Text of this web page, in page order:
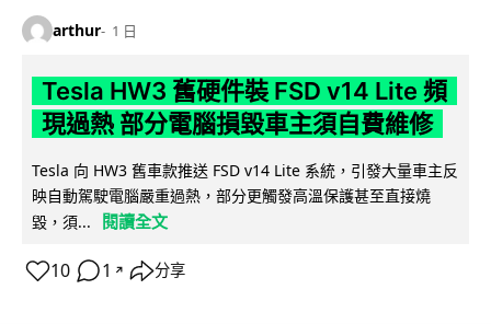
arthur 1 日
Tesla HW3 舊硬件裝 FSD v14 Lite 頻
現過熱 部分電腦損毀車主須自費維修
Tesla 向 HW3 舊車款推送 FSD v14 Lite 系統，引發大量車主反
映自動駕駛電腦嚴重過熱，部分更觸發高溫保護甚至直接燒
毀，須...
閱讀全文
10 1 ↗ 分享